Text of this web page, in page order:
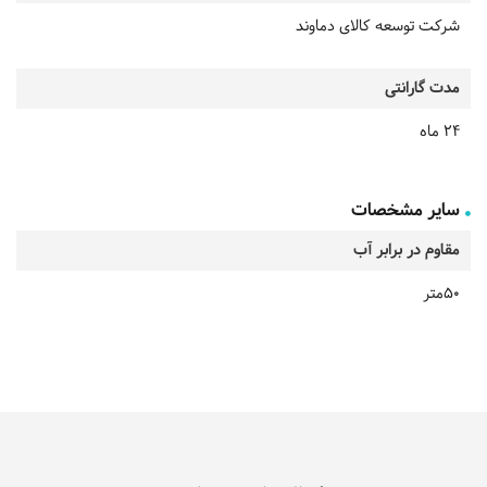
شرکت توسعه کالای دماوند
مدت گارانتی
24 ماه
سایر مشخصات
مقاوم در برابر آب
50متر